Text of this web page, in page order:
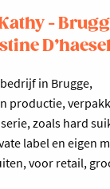
-
in Brugge,
productie,
zoals hard
label en eigen
voor retail,